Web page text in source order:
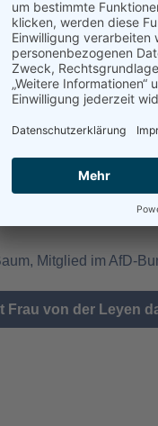
Dr. Christina Baum
ist auch eine
würde und
mit dem
Bestechlichkeit im
Mitglied im AfD-
Frau von der Leyen